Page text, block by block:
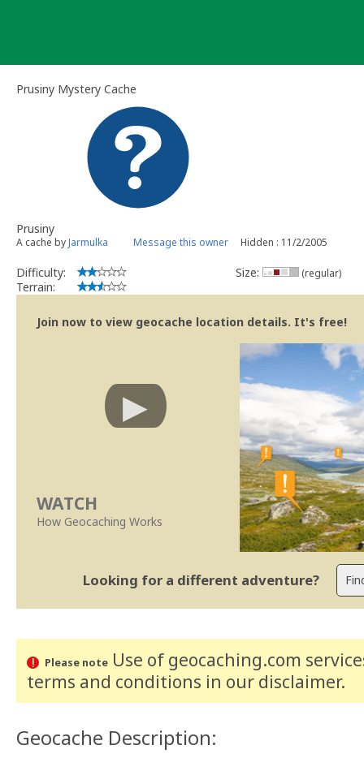
Prusiny Mystery Cache
Prusiny
A cache byJarmulka Message this owner Hidden : 11/2/2005
Difficulty:
Terrain:
Size: (regular)
Join now to view geocache location details. It's free!
WATCH
How Geocaching Works
Looking for a different adventure?
Please noteUse of geocaching.com
terms and conditions in our disclaimer.
Geocache Description: